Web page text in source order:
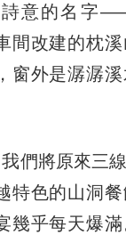
詩意的名字
間改建的枕
窗外是潺潺
們將原來三
特色的山洞
幾乎每天爆